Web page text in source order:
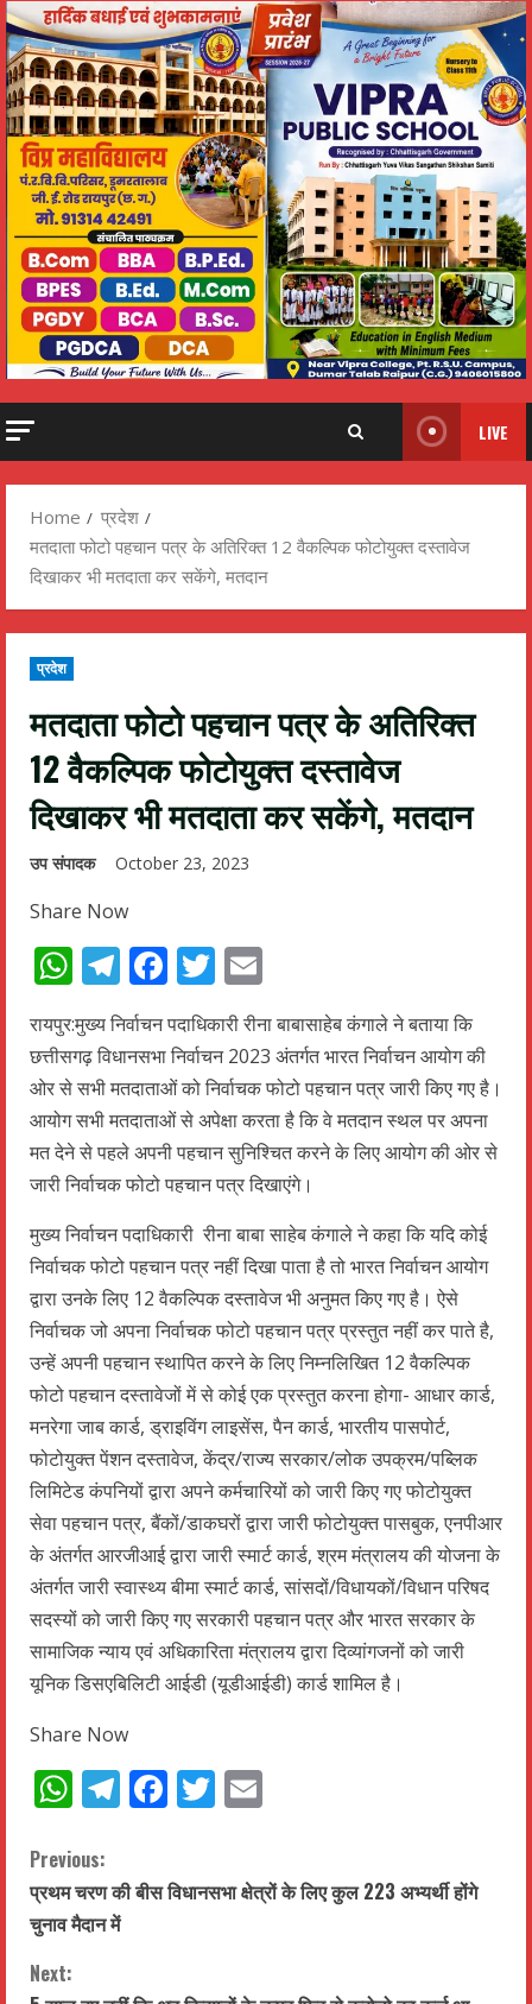
LIVE
Home
प्रदेश
मतदाता फोटो पहचान पत्र के अतिरिक्त 12 वैकल्पिक फोटोयुक्त दस्तावेज
दिखाकर भी मतदाता कर सकेंगे, मतदान
प्रदेश
मतदाता फोटो पहचान पत्र के अतिरिक्त
12 वैकल्पिक फोटोयुक्त दस्तावेज
दिखाकर भी मतदाता कर सकेंगे, मतदान
उप संपादक October 23, 2023
Share Now
WhatsApp
Telegram
Facebook
Twitter
रायपुर:मुख्य निर्वाचन पदाधिकारी रीना बाबासाहेब कंगाले ने बताया कि
छत्तीसगढ़ विधानसभा निर्वाचन 2023 अंतर्गत भारत निर्वाचन आयोग की
ओर से सभी मतदाताओं को निर्वाचक फोटो पहचान पत्र जारी किए गए है।
आयोग सभी मतदाताओं से अपेक्षा करता है कि वे मतदान स्थल पर अपना
मत देने से पहले अपनी पहचान सुनिश्चित करने के लिए आयोग की ओर से
जारी निर्वाचक फोटो पहचान पत्र दिखाएंगे।
मुख्य निर्वाचन पदाधिकारी रीना बाबा साहेब कंगाले ने कहा कि यदि कोई
निर्वाचक फोटो पहचान पत्र नहीं दिखा पाता है तो भारत निर्वाचन आयोग
द्वारा उनके लिए 12 वैकल्पिक दस्तावेज भी अनुमत किए गए है। ऐसे
निर्वाचक जो अपना निर्वाचक फोटो पहचान पत्र प्रस्तुत नहीं कर पाते है,
उन्हें अपनी पहचान स्थापित करने के लिए निम्नलिखित 12 वैकल्पिक
फोटो पहचान दस्तावेजों में से कोई एक प्रस्तुत करना होगा- आधार कार्ड,
मनरेगा जाब कार्ड, ड्राइविंग लाइसेंस, पैन कार्ड, भारतीय पासपोर्ट,
फोटोयुक्त पेंशन दस्तावेज, केंद्र/राज्य सरकार/लोक उपक्रम/पब्लिक
लिमिटेड कंपनियों द्वारा अपने कर्मचारियों को जारी किए गए फोटोयुक्त
सेवा पहचान पत्र, बैंकों/डाकघरों द्वारा जारी फोटोयुक्त पासबुक, एनपीआर
के अंतर्गत आरजीआई द्वारा जारी स्मार्ट कार्ड, श्रम मंत्रालय की योजना के
अंतर्गत जारी स्वास्थ्य बीमा स्मार्ट कार्ड, सांसदों/विधायकों/विधान परिषद
सदस्यों को जारी किए गए सरकारी पहचान पत्र और भारत सरकार के
सामाजिक न्याय एवं अधिकारिता मंत्रालय द्वारा दिव्यांगजनों को जारी
यूनिक डिसएबिलिटी आईडी (यूडीआईडी) कार्ड शामिल है।
Share Now
WhatsApp
Telegram
Facebook
Twitter
C
o
n
Previous:
प्रथम चरण की बीस विधानसभा क्षेत्रों के लिए कुल 223 अभ्यर्थी होंगे
चुनाव मैदान में
Next: